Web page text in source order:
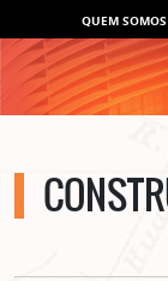
QUEM SOMOS